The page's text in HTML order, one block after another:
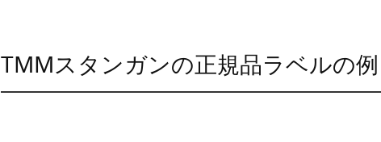
TMMスタンガンの正規品ラベルの例